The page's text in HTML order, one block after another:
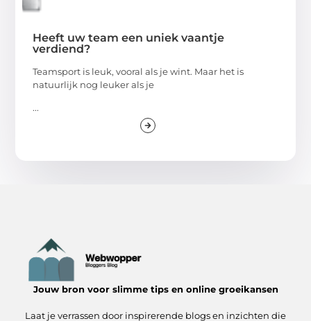
Heeft uw team een uniek vaantje
verdiend?
Teamsport is leuk, vooral als je wint. Maar het is
natuurlijk nog leuker als je
...
Jouw bron voor slimme tips en online groeikansen
Laat je verrassen door inspirerende blogs en inzichten die